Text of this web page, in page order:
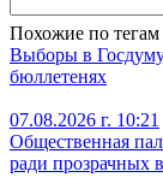
Похожие по тегам
Выборы в
бюллетенях
07.08.2026 г. 10:21
Общественная
ради прозрачных